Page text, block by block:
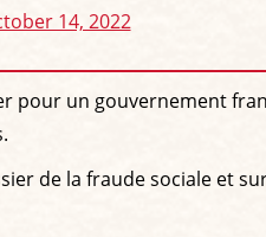
14, 2022
pour un gouvernement
de la fraude sociale et